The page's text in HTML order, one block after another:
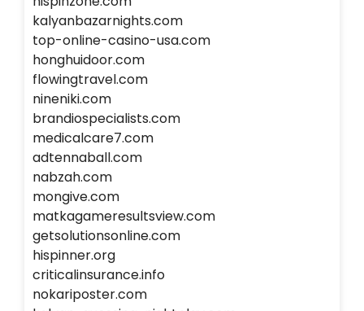
kalyanbazarnights.com
top-online-casino-usa.com
honghuidoor.com
flowingtravel.com
nineniki.com
brandiospecialists.com
medicalcare7.com
adtennaball.com
nabzah.com
mongive.com
matkagameresultsview.com
getsolutionsonline.com
hispinner.org
criticalinsurance.info
nokariposter.com